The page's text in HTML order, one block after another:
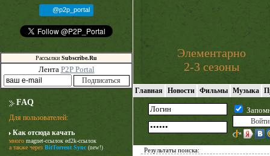
@p2p_portal
Рассылки Subscribe.Ru
Лента P2P Portal
FAQ
Для пользователей:
Как отсюда качать
много magnet-ссылок ed2k-ссылок
а также через BitTorrent Sync (new!)
Элементарно
2-3 сезоны
Главная Новости Фильмы Музыка
Результаты поиска: